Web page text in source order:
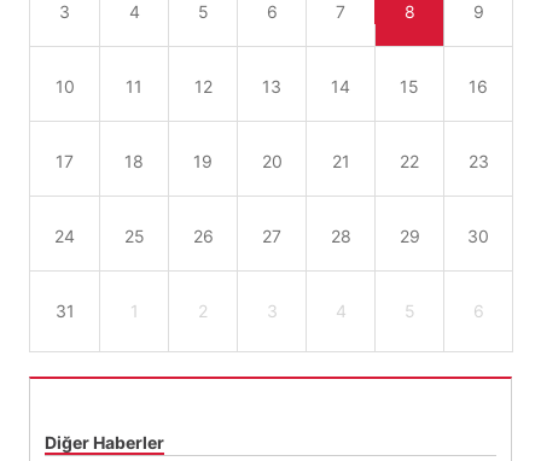
3 4 5 6 7 8 9
10 11 12 13 14 15 16
17 18 19 20 21 22 23
24 25 26 27 28 29 30
31 1 2 3 4 5 6
Diğer Haberler